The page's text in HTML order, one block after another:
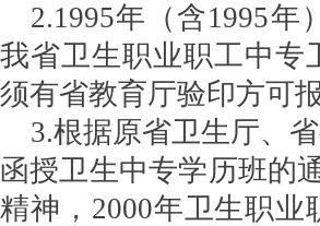
2.1995年（含1995年
我省卫生职业职工中专
须有省教育厅验印方可报
3.根据原省卫生厅、
函授卫生中专学历班的
精神，2000年卫生职